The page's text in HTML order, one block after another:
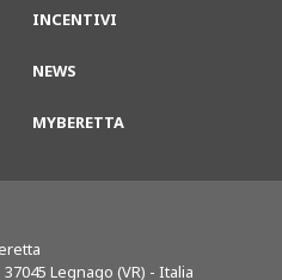
INCENTIVI
NEWS
MYBERETTA
37045 Legnago (VR) - Italia